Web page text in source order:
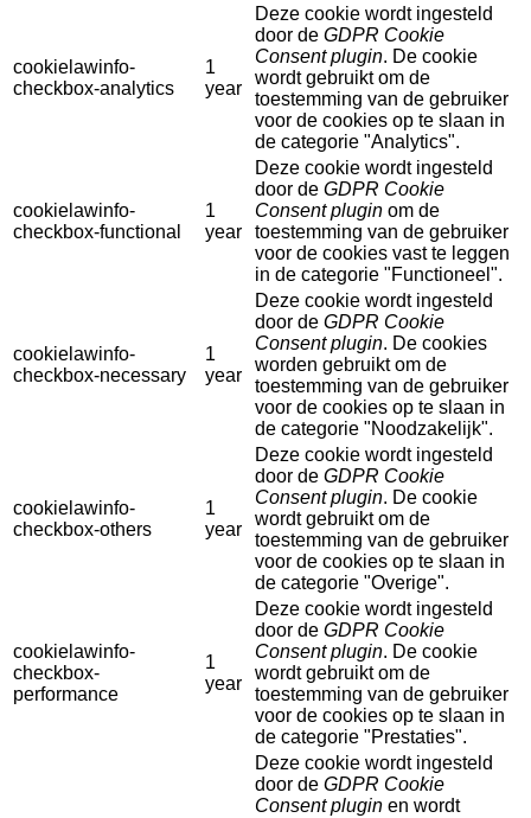
cookielawinfo-
checkbox-analytics
1
year
Deze cookie wordt ingesteld
door de GDPR Cookie
Consent plugin. De cookie
wordt gebruikt om de
toestemming van de gebruiker
voor de cookies op te slaan in
de categorie "Analytics".
cookielawinfo-
checkbox-functional
1
year
Deze cookie wordt ingesteld
door de GDPR Cookie
Consent plugin om de
toestemming van de gebruiker
voor de cookies vast te leggen
in de categorie "Functioneel".
cookielawinfo-
checkbox-necessary
1
year
Deze cookie wordt ingesteld
door de GDPR Cookie
Consent plugin. De cookies
worden gebruikt om de
toestemming van de gebruiker
voor de cookies op te slaan in
de categorie "Noodzakelijk".
cookielawinfo-
checkbox-others
1
year
Deze cookie wordt ingesteld
door de GDPR Cookie
Consent plugin. De cookie
wordt gebruikt om de
toestemming van de gebruiker
voor de cookies op te slaan in
de categorie "Overige".
cookielawinfo-
checkbox-
performance
1
year
Deze cookie wordt ingesteld
door de GDPR Cookie
Consent plugin. De cookie
wordt gebruikt om de
toestemming van de gebruiker
voor de cookies op te slaan in
de categorie "Prestaties".
Deze cookie wordt ingesteld
door de GDPR Cookie
Consent plugin en wordt